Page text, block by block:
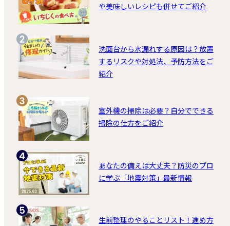
や美味しいレシピも併せてご紹介
洗面台から水漏れする原因は？放置
するリスクや対処法、予防方法をご
紹介
室外機の掃除は必要？自分でできる
掃除の仕方をご紹介
あなたの備えは大丈夫？防災のプロ
に学ぶ「地震対策」最新情報
生前整理のやることリスト！進め方